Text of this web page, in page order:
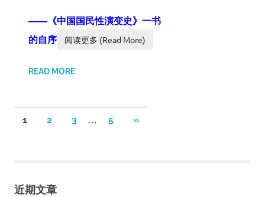
――《中国国民性演变史》一书
的自序
阅读更多 (Read More)
READ MORE
分
1 2 3 … 5
NEXT
»
近期文章